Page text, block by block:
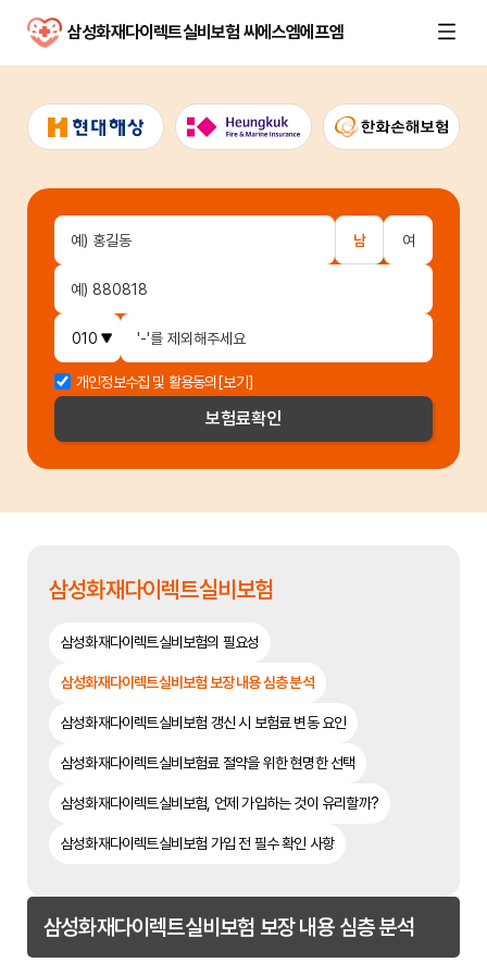
삼성화재다이렉트실비보험 씨에스엠에프엠
남 여
개인정보수집 및 활용동의[보기]
보험료확인
삼성화재다이렉트실비보험
삼성화재다이렉트실비보험의 필요성
삼성화재다이렉트실비보험 보장 내용 심층 분석
삼성화재다이렉트실비보험 갱신 시 보험료 변동 요인
삼성화재다이렉트실비보험료 절약을 위한 현명한 선택
삼성화재다이렉트실비보험, 언제 가입하는 것이 유리할까?
삼성화재다이렉트실비보험 가입 전 필수 확인 사항
삼성화재다이렉트실비보험 보장 내용 심층 분석